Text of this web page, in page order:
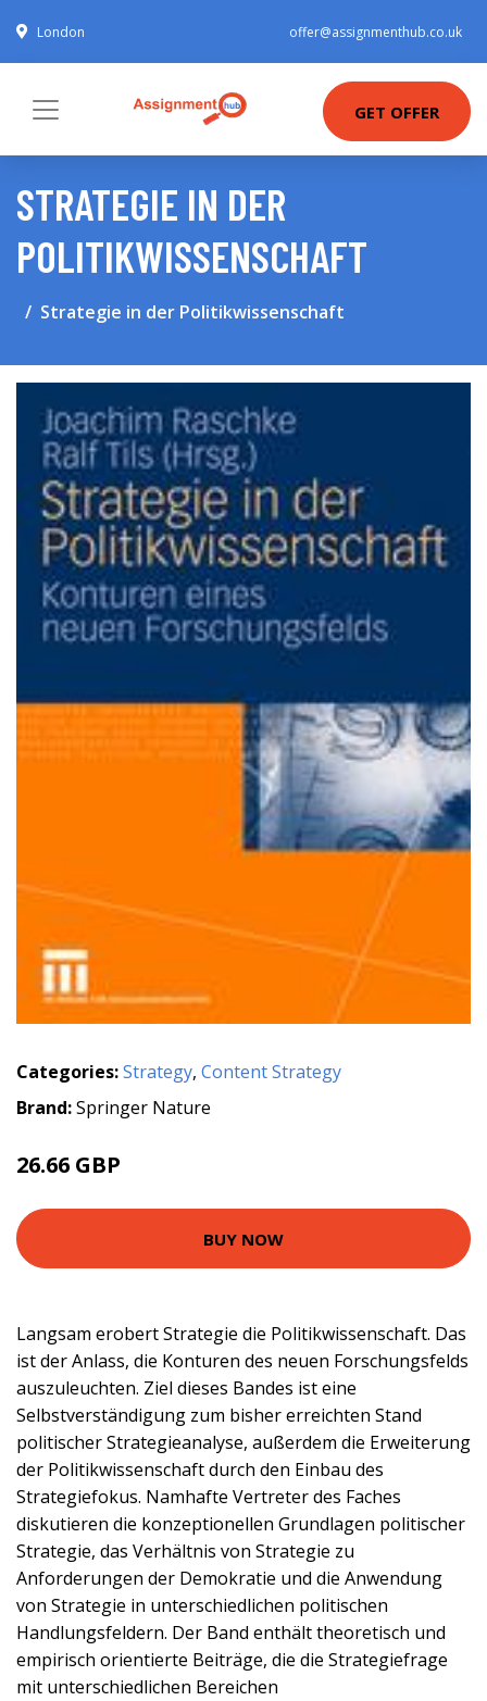
London offer@assignmenthub.co.uk
GET OFFER
STRATEGIE IN DER
POLITIKWISSENSCHAFT
Strategie in der Politikwissenschaft
Categories:Strategy, Content Strategy
Brand:Springer Nature
26.66 GBP
BUY NOW
Langsam erobert Strategie die Politikwissenschaft. Das
ist der Anlass, die Konturen des neuen Forschungsfelds
auszuleuchten. Ziel dieses Bandes ist eine
Selbstverständigung zum bisher erreichten Stand
politischer Strategieanalyse, außerdem die Erweiterung
der Politikwissenschaft durch den Einbau des
Strategiefokus. Namhafte Vertreter des Faches
diskutieren die konzeptionellen Grundlagen politischer
Strategie, das Verhältnis von Strategie zu
Anforderungen der Demokratie und die Anwendung
von Strategie in unterschiedlichen politischen
Handlungsfeldern. Der Band enthält theoretisch und
empirisch orientierte Beiträge, die die Strategiefrage
mit unterschiedlichen Bereichen